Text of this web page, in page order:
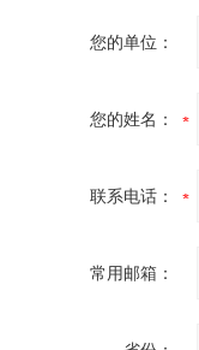
您的单位：
您的姓名：
联系电话：
常用邮箱：